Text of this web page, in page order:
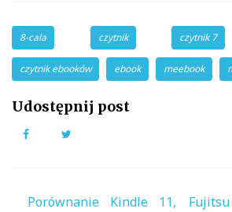
8-cala czytnik czytnik 7
czytnik ebooków ebook meebook
Udostępnij post
Facebook
Nawigacja
Porównanie Kindle 11,
Fujitsu